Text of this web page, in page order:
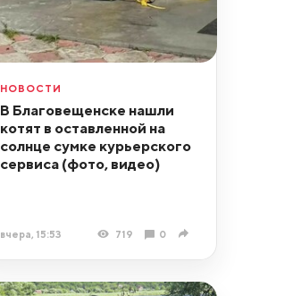
НОВОСТИ
В Благовещенске нашли
котят в оставленной на
солнце сумке курьерского
сервиса (фото, видео)
вчера, 15:53 719 0